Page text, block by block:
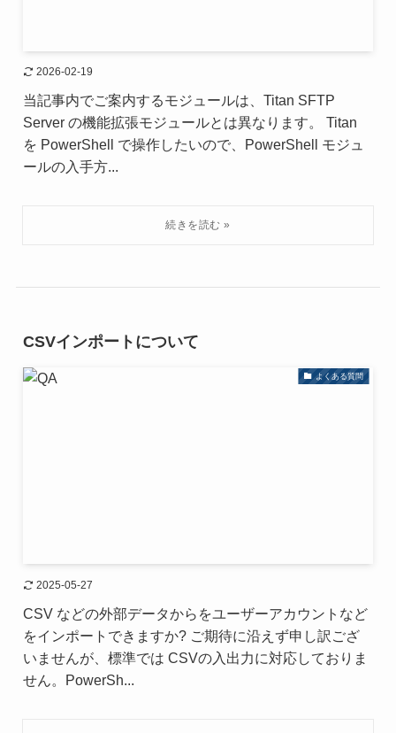
2026-02-19
当記事内でご案内するモジュールは、Titan SFTP
Server の機能拡張モジュールとは異なります。 Titan
を PowerShell で操作したいので、PowerShell モジュ
ールの入手方...
CSVインポートについて
よくある質問
2025-05-27
CSV などの外部データからをユーザーアカウントなど
をインポートできますか? ご期待に沿えず申し訳ござ
いませんが、標準では CSVの入出力に対応しておりま
せん。PowerSh...